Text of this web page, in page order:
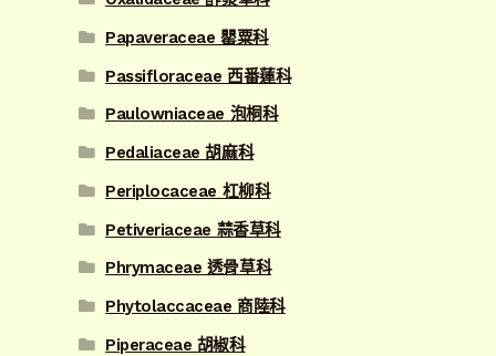
Papaveraceae 罌粟科
Passifloraceae 西番蓮科
Paulowniaceae 泡桐科
Pedaliaceae 胡麻科
Periplocaceae 杠柳科
Petiveriaceae 蒜香草科
Phrymaceae 透骨草科
Phytolaccaceae 商陸科
Piperaceae 胡椒科